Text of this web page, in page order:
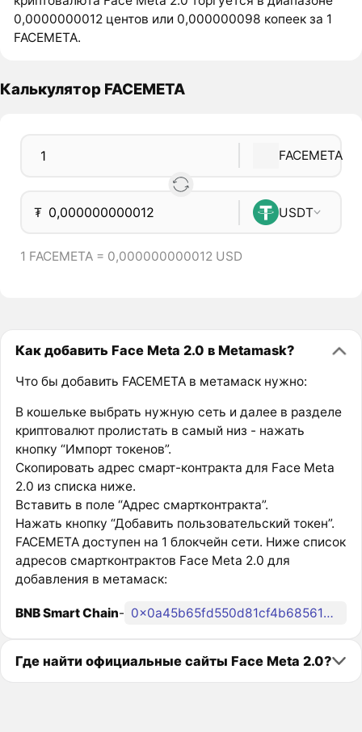
0,0000000012 центов или 0,000000098 копеек за 1
FACEMETA.
Калькулятор FACEMETA
FACEMETA
₮ USDT
1 FACEMETA = 0,000000000012 USD
Как добавить Face Meta 2.0 в Metamask?
Что бы добавить FACEMETA в метамаск нужно:
В кошельке выбрать нужную сеть и далее в разделе
криптовалют пролистать в самый низ - нажать
кнопку “Импорт токенов”.
Скопировать адрес смарт-контракта для Face Meta
2.0 из списка ниже.
Вставить в поле “Адрес смартконтракта”.
Нажать кнопку “Добавить пользовательский токен”.
FACEMETA доступен на 1 блокчейн сети. Ниже список
адресов смартконтрактов Face Meta 2.0 для
добавления в метамаск:
BNB Smart Chain- 0x0a45b65fd550d81cf4b685613c7d19adb0d63153
Где найти официальные сайты Face Meta 2.0?